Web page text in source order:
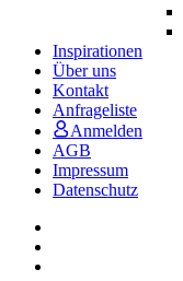
Inspirationen
Über uns
Kontakt
Anfrageliste
Anmelden
AGB
Impressum
Datenschutz